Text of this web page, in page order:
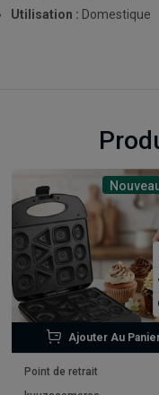
Utilisation : Domestique
Ajouter Au
Point de retrait